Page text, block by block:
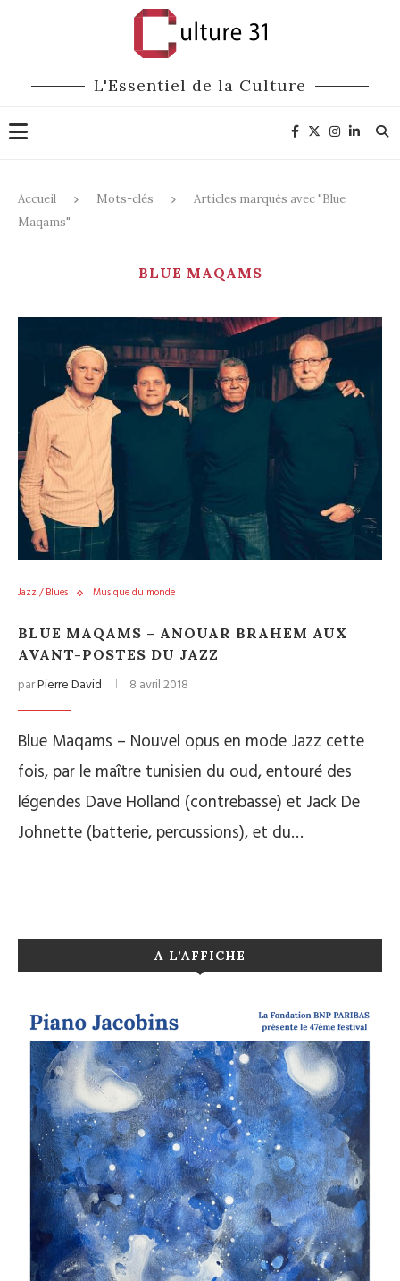
L'Essentiel de la Culture
Accueil Mots-clés
Articles marqués avec "Blue
Maqams"
BLUE MAQAMS
Jazz / Blues Musique du monde
BLUE MAQAMS – ANOUAR BRAHEM AUX
AVANT-POSTES DU JAZZ
parPierre David 8 avril 2018
Blue Maqams – Nouvel opus en mode Jazz cette
fois, par le maître tunisien du oud, entouré des
légendes Dave Holland (contrebasse) et Jack De
Johnette (batterie, percussions), et du…
A L’AFFICHE